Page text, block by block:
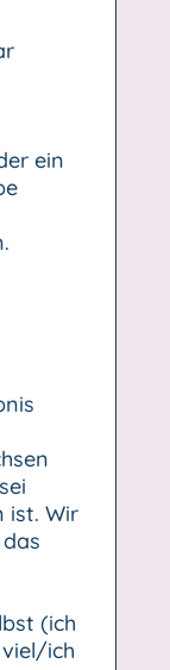
ein
ist. Wir
(ich
ich